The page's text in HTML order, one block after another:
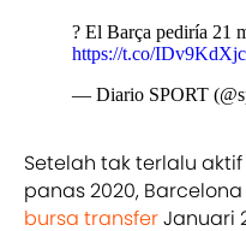
? El Barça pediría 21
https://t.co/
— Diario SPORT
Setelah tak terlalu
panas 2020,
bursa transferJanuari